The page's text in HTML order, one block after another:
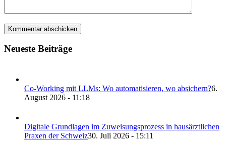
Neueste Beiträge
Co-Working mit LLMs: Wo automatisieren, wo absichern?6.
August 2026 - 11:18
Digitale Grundlagen im Zuweisungsprozess in hausärztlichen
Praxen der Schweiz30. Juli 2026 - 15:11